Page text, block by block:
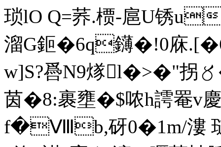
琐lO Q=荞.槚-扈U锈u
溜G鉕�6q鑮�! 0庥
w]S?噕N9煫l�>�"拐〥
茵�8:裹壅�$哝h謣罨
f�Ⅷb,砑0�1m/漊